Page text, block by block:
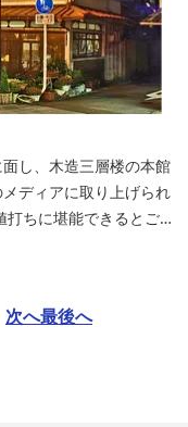
し、木造三層楼の本館
ディアに取り上げられ
ちに堪能できるとご好
次へ最後へ